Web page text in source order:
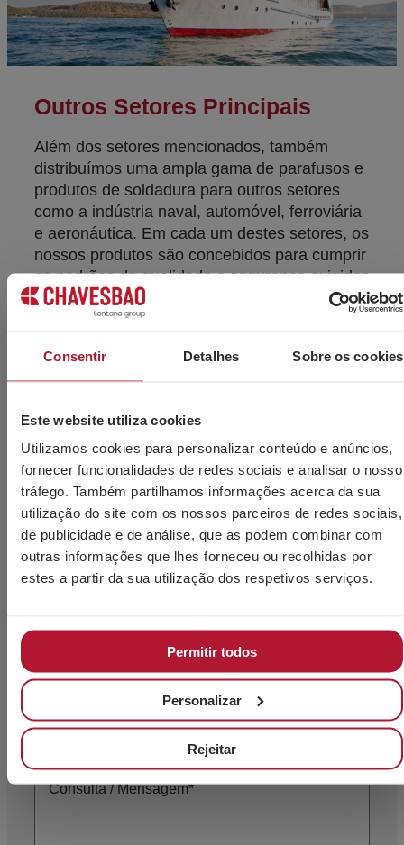
Consentir Detalhes Sobre os cookies
Este website utiliza cookies
Utilizamos cookies para personalizar conteúdo e anúncios,
fornecer funcionalidades de redes sociais e analisar o nosso
tráfego. Também partilhamos informações acerca da sua
utilização do site com os nossos parceiros de redes sociais,
de publicidade e de análise, que as podem combinar com
outras informações que lhes forneceu ou recolhidas por
estes a partir da sua utilização dos respetivos serviços.
Permitir todos
Personalizar
Rejeitar
Outros Setores Principais
Além dos setores mencionados, também
distribuímos uma ampla gama de parafusos e
produtos de soldadura para outros setores
como a indústria naval, automóvel, ferroviária
e aeronáutica. Em cada um destes setores, os
nossos produtos são concebidos para cumprir
os padrões de qualidade e segurança exigidos
pela indústria.
Necessita de mais
informações?